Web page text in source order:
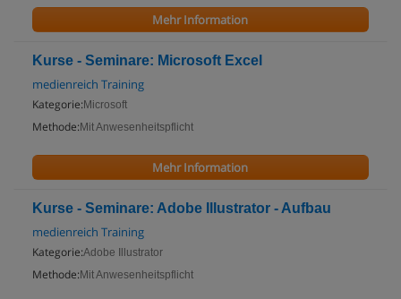
Mehr Information
Kurse - Seminare: Microsoft Excel
medienreich Training
Kategorie: Microsoft
Methode: Mit Anwesenheitspflicht
Mehr Information
Kurse - Seminare: Adobe Illustrator - Aufbau
medienreich Training
Kategorie:Adobe Illustrator
Methode: Mit Anwesenheitspflicht